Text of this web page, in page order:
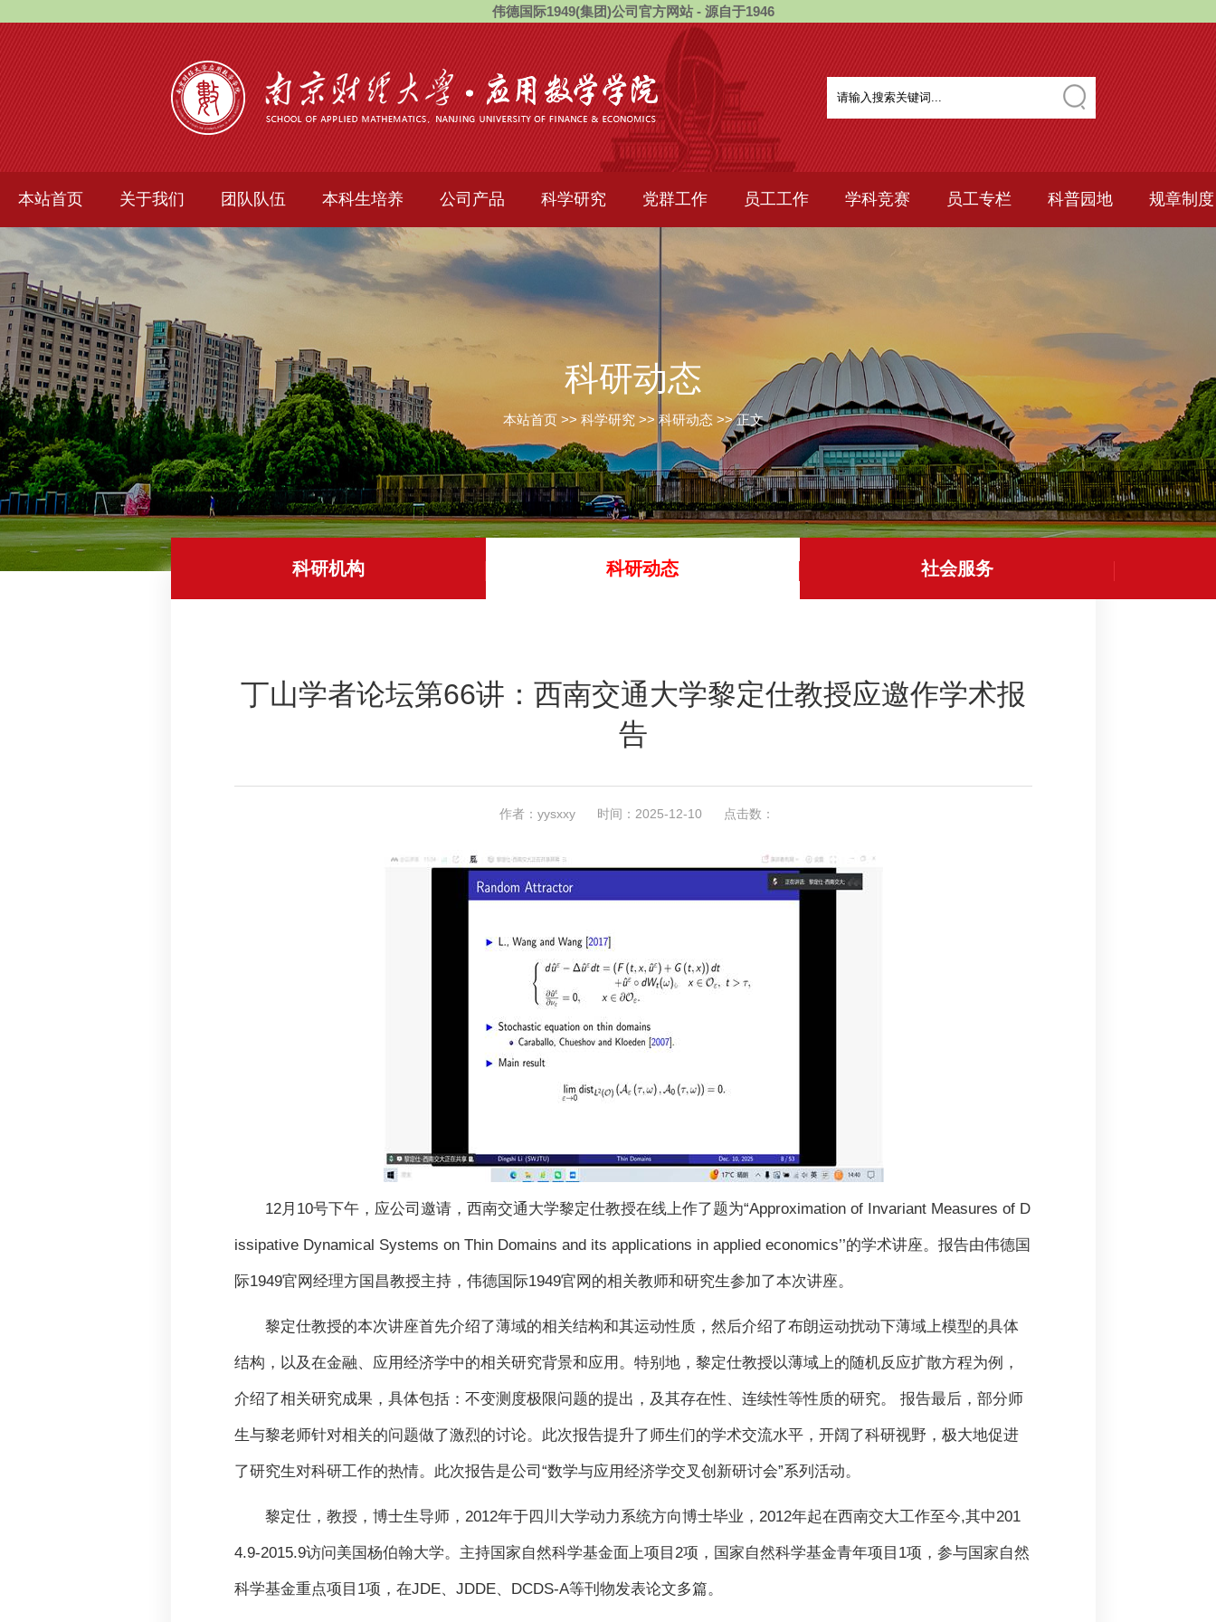
伟德国际1949(集团)公司官方网站 - 源自于1946
本站首页 关于我们 团队队伍 本科生培养 公司产品 科学研究 党群工作 员工工作 学科竞赛 员工专栏 科普园地 规章制度
科研动态
本站首页 >> 科学研究 >> 科研动态 >> 正文
科研机构 科研动态 社会服务
丁山学者论坛第66讲：西南交通大学黎定仕教授应邀作学术报
告
作者：yysxxy 时间：2025-12-10 点击数：
12月10号下午，应公司邀请，西南交通大学黎定仕教授在线上作了题为“Approximation of Invariant Measures of D
issipative Dynamical Systems on Thin Domains and its applications in applied economics’’的学术讲座。报告由伟德国
际1949官网经理方国昌教授主持，伟德国际1949官网的相关教师和研究生参加了本次讲座。
黎定仕教授的本次讲座首先介绍了薄域的相关结构和其运动性质，然后介绍了布朗运动扰动下薄域上模型的具体
结构，以及在金融、应用经济学中的相关研究背景和应用。特别地，黎定仕教授以薄域上的随机反应扩散方程为例，
介绍了相关研究成果，具体包括：不变测度极限问题的提出，及其存在性、连续性等性质的研究。 报告最后，部分师
生与黎老师针对相关的问题做了激烈的讨论。此次报告提升了师生们的学术交流水平，开阔了科研视野，极大地促进
了研究生对科研工作的热情。此次报告是公司“数学与应用经济学交叉创新研讨会”系列活动。
黎定仕，教授，博士生导师，2012年于四川大学动力系统方向博士毕业，2012年起在西南交大工作至今,其中201
4.9-2015.9访问美国杨伯翰大学。主持国家自然科学基金面上项目2项，国家自然科学基金青年项目1项，参与国家自然
科学基金重点项目1项，在JDE、JDDE、DCDS-A等刊物发表论文多篇。